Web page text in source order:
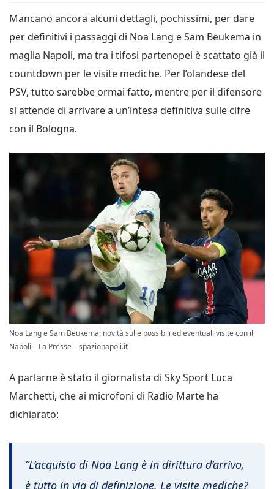
Mancano ancora alcuni dettagli, pochissimi, per dare
per definitivi i passaggi di Noa Lang e Sam Beukema in
maglia Napoli, ma tra i tifosi partenopei è scattato già il
countdown per le visite mediche. Per l’olandese del
PSV, tutto sarebbe ormai fatto, mentre per il difensore
si attende di arrivare a un’intesa definitiva sulle cifre
con il Bologna.
Noa Lang e Sam Beukema: novità sulle possibili ed eventuali visite con il
Napoli – La Presse – spazionapoli.it
A parlarne è stato il giornalista di Sky Sport Luca
Marchetti, che ai microfoni di Radio Marte ha
dichiarato:
“L’acquisto di Noa Lang è in dirittura d’arrivo,
è tutto in via di definizione. Le visite mediche?